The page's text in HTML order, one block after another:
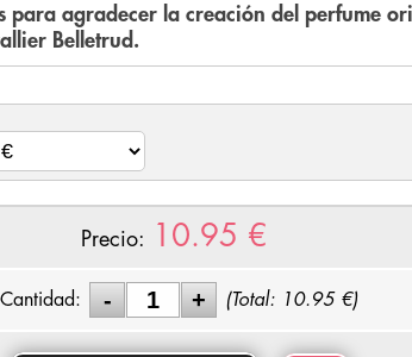
para agradecer la creación del perfume
Belletrud.
Precio: 10.95 €
Cantidad: (Total: 10.95€)